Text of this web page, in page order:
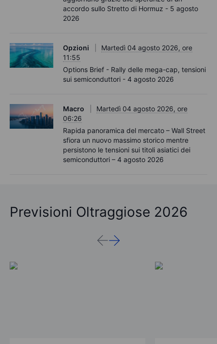
accordo sullo Stretto di Hormuz - 5 agosto
2026
Opzioni
Martedì 04 agosto 2026, ore
11:55
Options Brief - Rally delle mega-cap, tensioni
sui semiconduttori - 4 agosto 2026
Macro
Martedì 04 agosto 2026, ore
06:26
Rapida panoramica del mercato – Wall Street
sfiora un nuovo massimo storico mentre
persistono le tensioni sui titoli asiatici dei
semiconduttori – 4 agosto 2026
Previsioni Oltraggiose 2026